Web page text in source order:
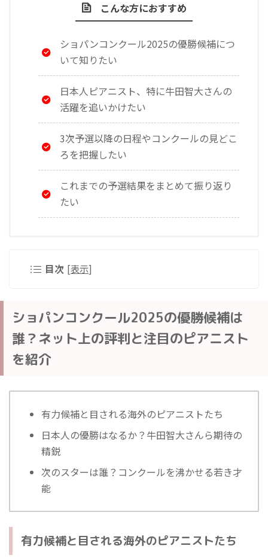
こんな方におすすめ
ショパンコンクール2025の優勝候補につ
いて知りたい
日本人ピアニスト、特に牛田智大さんの
活躍を追いかけたい
3次予選以降の日程やコンクールの見どこ
ろを把握したい
これまでの予選結果をまとめて振り返り
たい
目次 [表示]
ショパンコンクール2025の優勝候補は
誰？ネット上の評判と注目のピアニスト
を紹介
有力候補と目される海外のピアニストたち
日本人の優勝はなるか？牛田智大さんら期待の
精鋭
次のスターは誰？コンクールを沸かせる若き才
能
有力候補と目される海外のピアニストたち